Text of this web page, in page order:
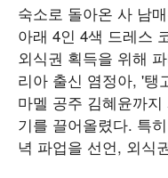
숙소로 돌아온 사 남
아래 4인 4색 드레스
외식권 획득을 위해
리아 출신 염정아, '탱
마멜 공주 김혜윤까
기를 끌어올렸다. 특
녁 파업을 선언, 외식